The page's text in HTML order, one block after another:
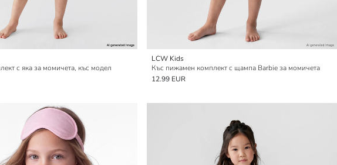
с яка за момичета, къс модел
LCW Kids
Къс пижамен комплект с щампа Barbie за момичета
12.99 EUR